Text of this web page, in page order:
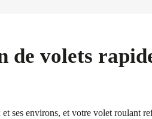
de volets
ses environs, et votre volet roulant